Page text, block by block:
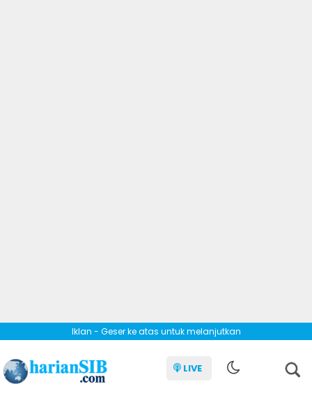
Iklan - Geser ke atas untuk melanjutkan
LIVE